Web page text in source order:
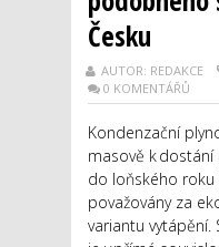
Česku
AUTOR: REDAKCE
0 KOMENTÁŘŮ
Kondenzační
masově k dostání
do loňského
považovány za
variantu vytápění.